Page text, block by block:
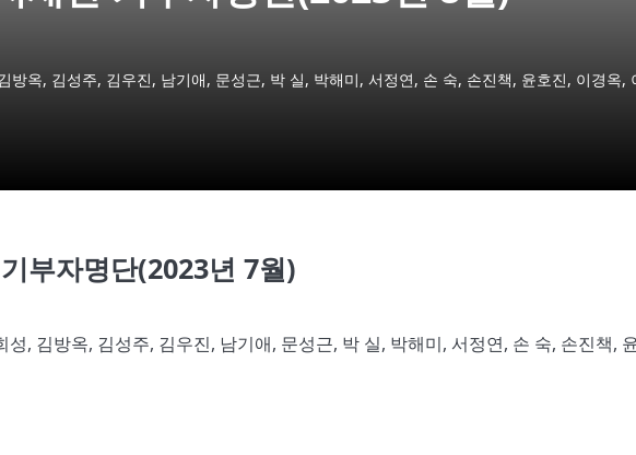
방옥, 김성주, 김우진, 남기애, 문성근, 박 실, 박해미, 서정연, 손 숙, 손진책, 윤호진, 이경옥,
부자명단(2023년 7월)
, 김방옥, 김성주, 김우진, 남기애, 문성근, 박 실, 박해미, 서정연, 손 숙, 손진책,